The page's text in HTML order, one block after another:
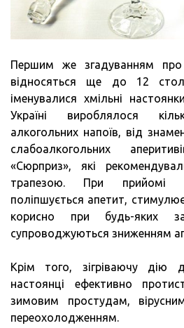
Першим же згадуванням про
відносяться ще до 12
іменувалися хмільні
Україні вироблялося
алкогольних напоїв, від
слабоалкогольних
«Сюрприз», які
трапезою. При прийомі
поліпшується апетит,
корисно при будь-яких
супроводжуються зниженням
Крім того, зігріваючу дію
настоянці ефективно
зимовим простудам,
переохолодженням.